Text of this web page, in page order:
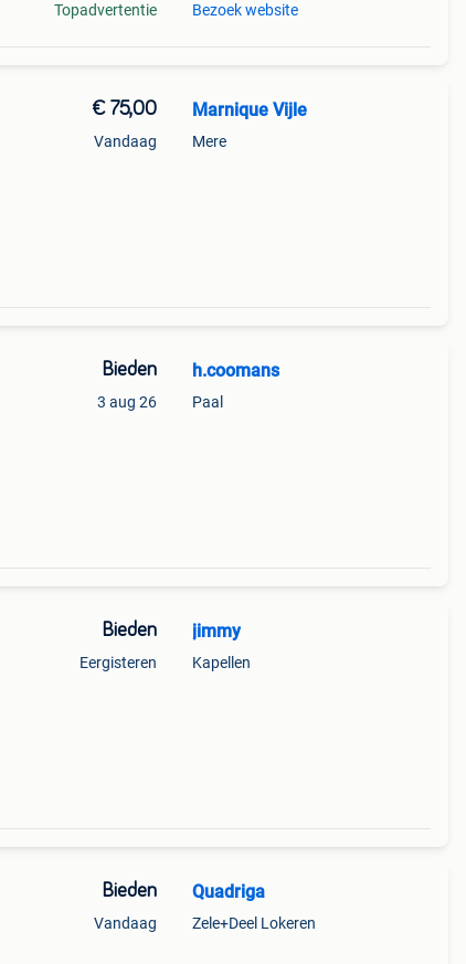
Topadvertentie Bezoek website
€ 75,00
Vandaag
Marnique Vijle
Mere
Bieden
3 aug 26
h.coomans
Paal
Bieden
Eergisteren
jimmy
Kapellen
Bieden
Vandaag
Quadriga
Zele+Deel Lokeren